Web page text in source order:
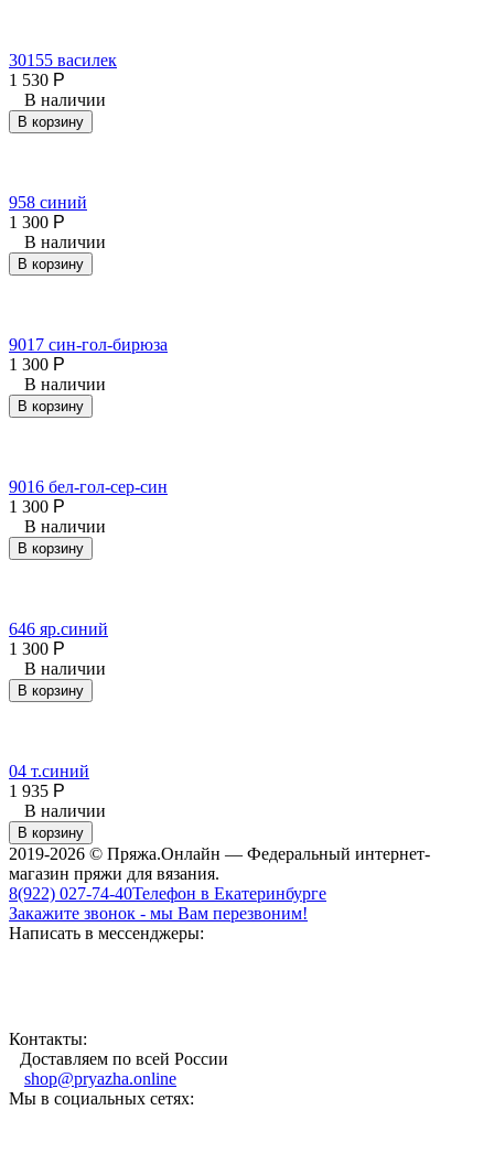
30155 василек
1 530 Р
В наличии
В корзину
958 синий
1 300 Р
В наличии
В корзину
9017 син-гол-бирюза
1 300 Р
В наличии
В корзину
9016 бел-гол-сер-син
1 300 Р
В наличии
В корзину
646 яр.синий
1 300 Р
В наличии
В корзину
04 т.синий
1 935 Р
В наличии
В корзину
2019-2026 © Пряжа.Онлайн — Федеральный интернет-
магазин пряжи для вязания.
8(922) 027-74-40Телефон в Екатеринбурге
Закажите звонок - мы Вам перезвоним!
Написать в мессенджеры:
Контакты:
Доставляем по всей России
shop@pryazha.online
Мы в социальных сетях: